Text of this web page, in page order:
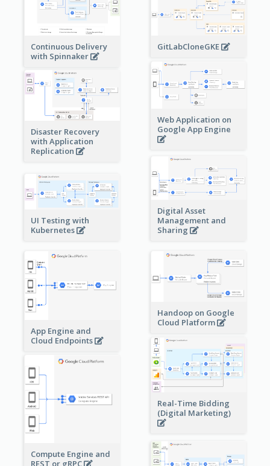
Continuous Delivery
with Spinnaker
GitLabCloneGKE
Web Application on
Google App Engine
Disaster Recovery
with Application
Replication
Digital Asset
Management and
Sharing
UI Testing with
Kubernetes
App Engine and
Cloud Endpoints
Handoop on Google
Cloud Platform
Real-Time Bidding
(Digital Marketing)
Compute Engine and
REST or gRPC